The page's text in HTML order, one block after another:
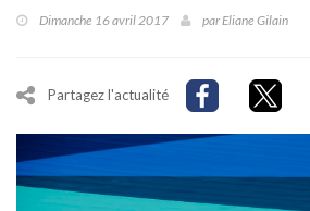
Dimanche 16 avril 2017 parEliane Gilain
Partagez l'actualité